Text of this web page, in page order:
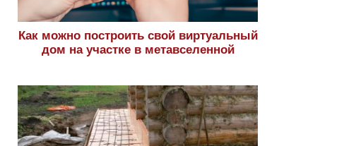
Как можно построить свой виртуальный
дом на участке в метавселенной